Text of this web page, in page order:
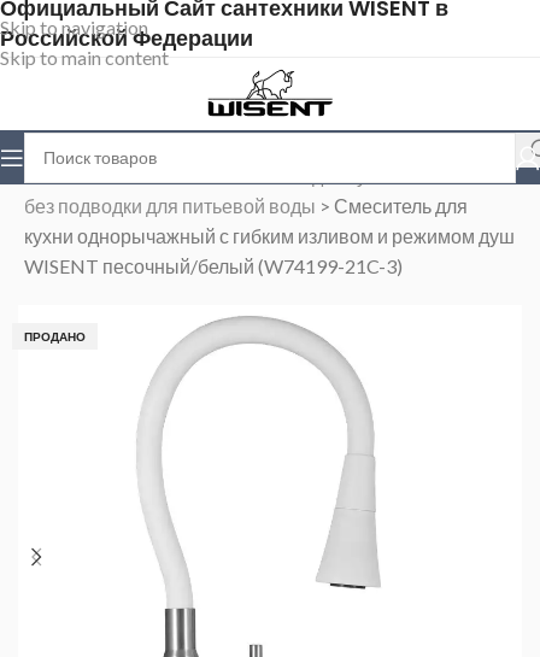
Skip to navigation
Skip to main content
Официальный Сайт сантехники WISENT в
Российской Федерации
Магазин
без подводки для питьевой воды > Смеситель для
кухни однорычажный с гибким изливом и режимом душ
WISENT песочный/белый (W74199-21C-3)
ПРОДАНО